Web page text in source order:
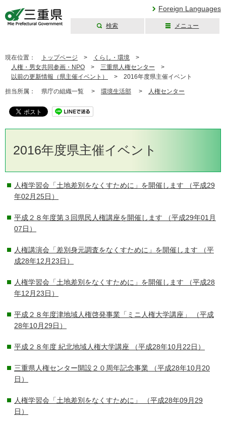
Foreign Languages
検索 メニュー
現在位置： トップページ > くらし・環境 >
人権・男女共同参画・NPO > 三重県人権センター >
以前の更新情報（県主催イベント）
> 2016年度県主催イベント
担当所属： 県庁の組織一覧 > 環境生活部 > 人権センター
2016年度県主催イベント
人権学習会「土地差別をなくすために」を開催します （平成29
年02月25日）
平成２８年度第３回県民人権講座を開催します （平成29年01月
07日）
人権講演会「差別身元調査をなくすために」を開催します （平
成28年12月23日）
人権学習会「土地差別をなくすために」を開催します （平成28
年12月23日）
平成２８年度津地域人権啓発事業「ミニ人権大学講座」
（平成
28年10月29日）
平成２８年度 紀北地域人権大学講座 （平成28年10月22日）
三重県人権センター開設２０周年記念事業 （平成28年10月20
日）
人権学習会「土地差別をなくすために」
（平成28年09月29
日）